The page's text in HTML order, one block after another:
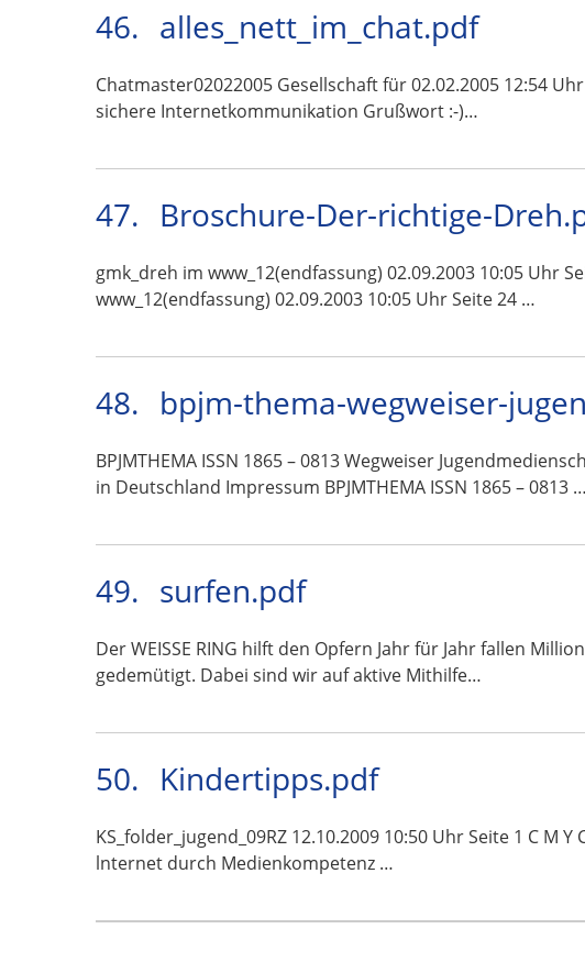
46. alles_nett_im_chat.pdf
Chatmaster02022005 Gesellschaft für 02.02.2005 12:54
sichere Internetkommunikation Grußwort :-)…
47. Broschure-Der-richtige-
gmk_dreh im www_12(endfassung) 02.09.2003 10:05 Uhr
www_12(endfassung) 02.09.2003 10:05 Uhr Seite 24 …
48. bpjm-thema-wegweiser-
BPJMTHEMA ISSN 1865 – 0813 Wegweiser
in Deutschland Impressum BPJMTHEMA ISSN 1865 – 0813 …
49. surfen.pdf
Der WEISSE RING hilft den Opfern Jahr für Jahr fallen
gedemütigt. Dabei sind wir auf aktive Mithilfe…
50. Kindertipps.pdf
KS_folder_jugend_09RZ 12.10.2009 10:50 Uhr Seite 1 C M
lnternet durch Medienkompetenz …